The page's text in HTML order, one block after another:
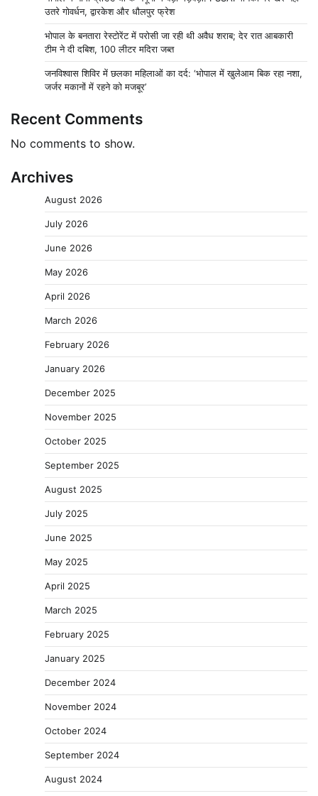
उतरे गोवर्धन, द्वारकेश और धौलपुर फ्रेश
भोपाल के बनतारा रेस्टोरेंट में परोसी जा रही थी अवैध शराब; देर रात आबकारी
टीम ने दी दबिश, 100 लीटर मदिरा जब्त
जनविश्वास शिविर में छलका महिलाओं का दर्द: ‘भोपाल में खुलेआम बिक रहा नशा,
जर्जर मकानों में रहने को मजबूर’
Recent Comments
No comments to show.
Archives
August 2026
July 2026
June 2026
May 2026
April 2026
March 2026
February 2026
January 2026
December 2025
November 2025
October 2025
September 2025
August 2025
July 2025
June 2025
May 2025
April 2025
March 2025
February 2025
January 2025
December 2024
November 2024
October 2024
September 2024
August 2024